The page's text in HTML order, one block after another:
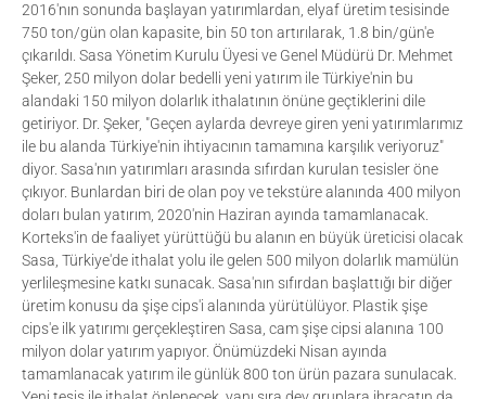
2016'nın sonunda başlayan yatırımlardan, elyaf üretim tesisinde
750 ton/gün olan kapasite, bin 50 ton artırılarak, 1.8 bin/gün'e
çıkarıldı. Sasa Yönetim Kurulu Üyesi ve Genel Müdürü Dr. Mehmet
Şeker, 250 milyon dolar bedelli yeni yatırım ile Türkiye'nin bu
alandaki 150 milyon dolarlık ithalatının önüne geçtiklerini dile
getiriyor. Dr. Şeker, "Geçen aylarda devreye giren yeni yatırımlarımız
ile bu alanda Türkiye'nin ihtiyacının tamamına karşılık veriyoruz"
diyor. Sasa'nın yatırımları arasında sıfırdan kurulan tesisler öne
çıkıyor. Bunlardan biri de olan poy ve tekstüre alanında 400 milyon
doları bulan yatırım, 2020'nin Haziran ayında tamamlanacak.
Korteks'in de faaliyet yürüttüğü bu alanın en büyük üreticisi olacak
Sasa, Türkiye'de ithalat yolu ile gelen 500 milyon dolarlık mamülün
yerlileşmesine katkı sunacak. Sasa'nın sıfırdan başlattığı bir diğer
üretim konusu da şişe cips'i alanında yürütülüyor. Plastik şişe
cips'e ilk yatırımı gerçekleştiren Sasa, cam şişe cipsi alanına 100
milyon dolar yatırım yapıyor. Önümüzdeki Nisan ayında
tamamlanacak yatırım ile günlük 800 ton ürün pazara sunulacak.